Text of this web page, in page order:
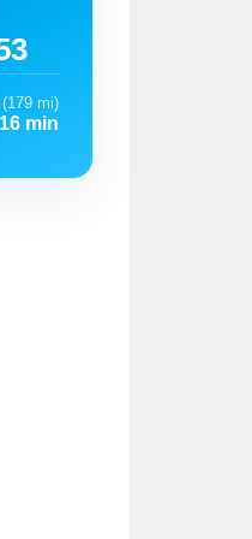
(179 mi)
min